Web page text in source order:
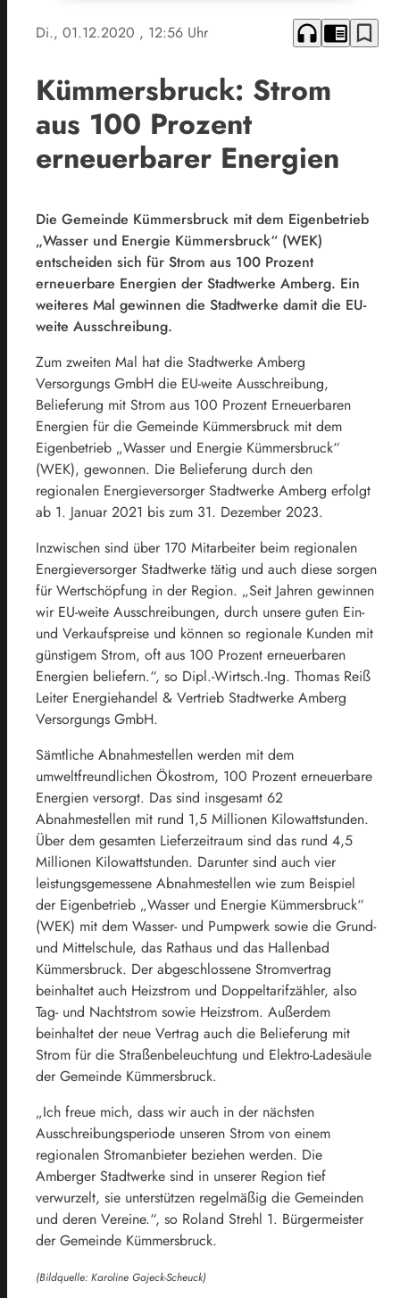
Di., 01.12.2020 , 12:56 Uhr headphones chrome_reader_mode bookmark_border
Kümmersbruck: Strom
aus 100 Prozent
erneuerbarer Energien
Die Gemeinde Kümmersbruck mit dem Eigenbetrieb
„Wasser und Energie Kümmersbruck“ (WEK)
entscheiden sich für Strom aus 100 Prozent
erneuerbare Energien der Stadtwerke Amberg. Ein
weiteres Mal gewinnen die Stadtwerke damit die EU-
weite Ausschreibung.
Zum zweiten Mal hat die Stadtwerke Amberg
Versorgungs GmbH die EU-weite Ausschreibung,
Belieferung mit Strom aus 100 Prozent Erneuerbaren
Energien für die Gemeinde Kümmersbruck mit dem
Eigenbetrieb „Wasser und Energie Kümmersbruck“
(WEK), gewonnen. Die Belieferung durch den
regionalen Energieversorger Stadtwerke Amberg erfolgt
ab 1. Januar 2021 bis zum 31. Dezember 2023.
Inzwischen sind über 170 Mitarbeiter beim regionalen
Energieversorger Stadtwerke tätig und auch diese sorgen
für Wertschöpfung in der Region. „Seit Jahren gewinnen
wir EU-weite Ausschreibungen, durch unsere guten Ein-
und Verkaufspreise und können so regionale Kunden mit
günstigem Strom, oft aus 100 Prozent erneuerbaren
Energien beliefern.“, so Dipl.-Wirtsch.-Ing. Thomas Reiß
Leiter Energiehandel & Vertrieb Stadtwerke Amberg
Versorgungs GmbH.
Sämtliche Abnahmestellen werden mit dem
umweltfreundlichen Ökostrom, 100 Prozent erneuerbare
Energien versorgt. Das sind insgesamt 62
Abnahmestellen mit rund 1,5 Millionen Kilowattstunden.
Über dem gesamten Lieferzeitraum sind das rund 4,5
Millionen Kilowattstunden. Darunter sind auch vier
leistungsgemessene Abnahmestellen wie zum Beispiel
der Eigenbetrieb „Wasser und Energie Kümmersbruck“
(WEK) mit dem Wasser- und Pumpwerk sowie die Grund-
und Mittelschule, das Rathaus und das Hallenbad
Kümmersbruck. Der abgeschlossene Stromvertrag
beinhaltet auch Heizstrom und Doppeltarifzähler, also
Tag- und Nachtstrom sowie Heizstrom. Außerdem
beinhaltet der neue Vertrag auch die Belieferung mit
Strom für die Straßenbeleuchtung und Elektro-Ladesäule
der Gemeinde Kümmersbruck.
„Ich freue mich, dass wir auch in der nächsten
Ausschreibungsperiode unseren Strom von einem
regionalen Stromanbieter beziehen werden. Die
Amberger Stadtwerke sind in unserer Region tief
verwurzelt, sie unterstützen regelmäßig die Gemeinden
und deren Vereine.“, so Roland Strehl 1. Bürgermeister
der Gemeinde Kümmersbruck.
(Bildquelle: Karoline Gajeck-Scheuck)